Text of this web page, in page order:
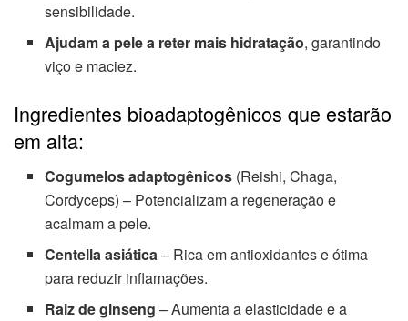
sensibilidade.
Ajudam a pele a reter mais hidratação, garantindo
viço e maciez.
Ingredientes bioadaptogênicos que estarão
em alta:
Cogumelos adaptogênicos (Reishi, Chaga,
Cordyceps) – Potencializam a regeneração e
acalmam a pele.
Centella asiática– Rica em antioxidantes e ótima
para reduzir inflamações.
Raiz de ginseng – Aumenta a elasticidade e a